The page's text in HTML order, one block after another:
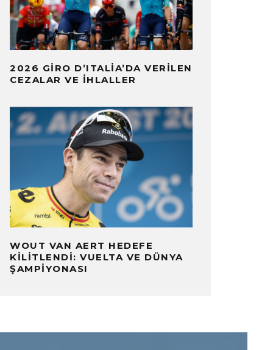
2026 GIRO D’ITALIA’DA VERILEN
CEZALAR VE İHLALLER
WOUT VAN AERT HEDEFE
KILITLENDI: VUELTA VE DÜNYA
ŞAMPIYONASI